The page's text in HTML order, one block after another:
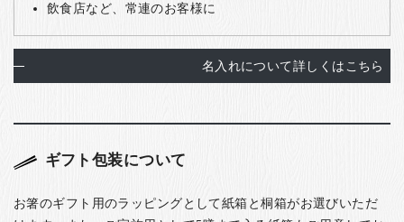
飲食店など、常連のお客様に
名入れについて詳しくはこちら
ギフト包装について
お箸のギフト用のラッピングとして紙箱と桐箱がお選びいただ